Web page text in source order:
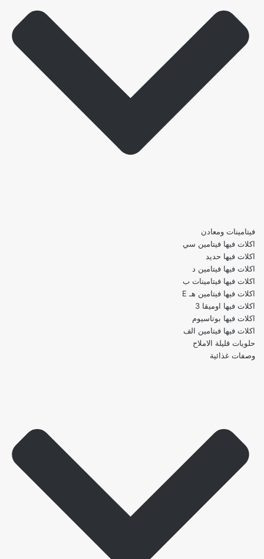
فيتامينات ومعادن
اكلات فيها فيتامين سي
اكلات فيها حديد
اكلات فيها فيتامين د
اكلات فيها فيتامينات ب
اكلات فيها فيتامين هـ E
اكلات فيها اوميقا 3
اكلات فيها بوتاسيوم
اكلات فيها فيتامين الف
حلويات قليلة الاملاح
وصفات غذائية